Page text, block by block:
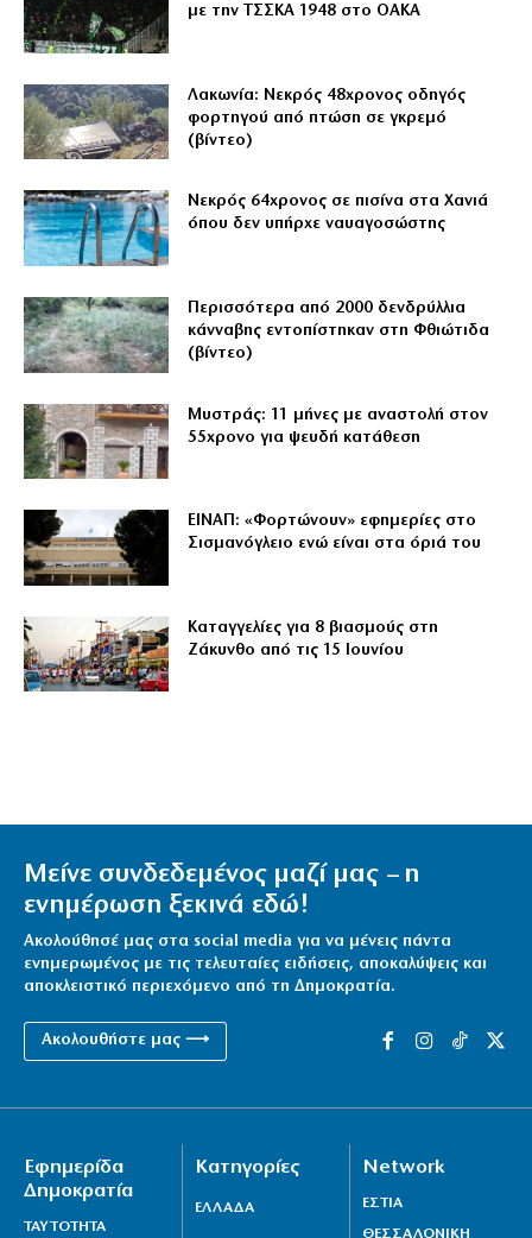
με την ΤΣΣΚΑ 1948 στο ΟΑΚΑ
Λακωνία: Νεκρός 48χρονος οδηγός
φορτηγού από πτώση σε γκρεμό
(βίντεο)
Νεκρός 64χρονος σε πισίνα στα Χανιά
όπου δεν υπήρχε ναυαγοσώστης
Περισσότερα από 2000 δενδρύλλια
κάνναβης εντοπίστηκαν στη Φθιώτιδα
(βίντεο)
Μυστράς: 11 μήνες με αναστολή στον
55χρονο για ψευδή κατάθεση
ΕΙΝΑΠ: «Φορτώνουν» εφημερίες στο
Σισμανόγλειο ενώ είναι στα όριά του
Καταγγελίες για 8 βιασμούς στη
Ζάκυνθο από τις 15 Ιουνίου
Μείνε συνδεδεμένος μαζί μας – η
ενημέρωση ξεκινά εδώ!
Ακολούθησέ μας στα social media για να μένεις πάντα
ενημερωμένος με τις τελευταίες ειδήσεις, αποκαλύψεις και
αποκλειστικό περιεχόμενο από τη Δημοκρατία.
Ακολουθήστε μας ⟶
Εφημερίδα
Δημοκρατία
ΤΑΥΤΟΤΗΤΑ
Κατηγορίες
ΕΛΛΑΔΑ
Network
ΕΣΤΙΑ
ΘΕΣΣΑΛΟΝΙΚΗ